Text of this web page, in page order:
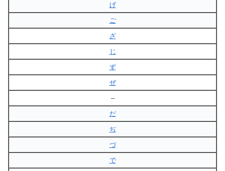
げ
ご
ざ
じ
ず
ぜ
–
だ
ぢ
づ
で